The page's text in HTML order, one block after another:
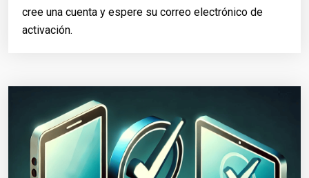
cree una cuenta y espere su correo electrónico de
activación.